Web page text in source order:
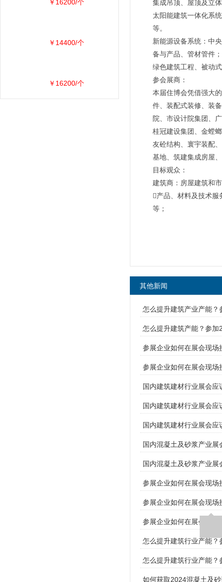
集成吊顶、屋顶及立
太阳能建筑一体化系
等。
新能源设备系统：中
备与产品、管材管件
绿色建筑工程、被动
参会展商：
本届住博会凭借强大
件、装配式装修、装
院、市设计院集团、
桂冠建设集团、金螳
友砼结构、寰宇装配
基地、筑建集成房屋
目标观众：
建筑商：房屋建筑和
产品、材料及技术
等；
其他新闻
怎么提升建筑产业产能
怎么提升建筑产能？参
参展企业如何在展会现
参展企业如何在展会现
国内建筑建材行业展会
国内建筑建材行业展会
国内建筑建材行业展会
国内混凝土及砂浆产业
国内混凝土及砂浆产业
参展企业如何在展会现
参展企业如何在展会现
参展企业如何在展会现
怎么提升建筑行业产能
怎么提升建筑行业产能
如何获取2024混凝土及
￥16200/个
￥14400/个
￥16200/个